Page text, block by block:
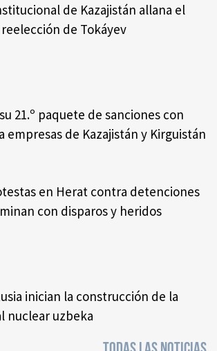
de Kazajistán allana el
de Tokáyev
21.º paquete de sanciones con
empresas de Kazajistán y Kirguistán
en Herat contra detenciones
con disparos y heridos
inician la construcción de la
nuclear uzbeka